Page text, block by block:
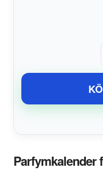
Parfymkalender